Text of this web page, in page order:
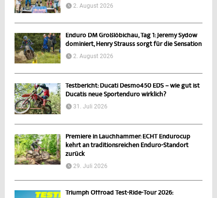
2. August 2026
Enduro DM Großlöbichau, Tag 1: Jeremy Sydow
dominiert, Henry Strauss sorgt für die Sensation
2. August 2026
Testbericht: Ducati Desmo450 EDS – wie gut ist
Ducatis neue Sportenduro wirklich?
31. Juli 2026
Premiere in Lauchhammer: ECHT Endurocup
kehrt an traditionsreichen Enduro-Standort
zurück
29. Juli 2026
Triumph Offroad Test-Ride-Tour 2026: